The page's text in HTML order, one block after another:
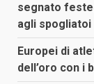
segnato
agli spogliatoi
Europei di
dell’oro con i